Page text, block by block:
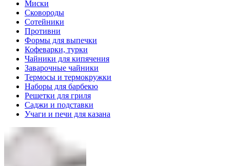
Миски
Сковороды
Сотейники
Противни
Формы для выпечки
Кофеварки, турки
Чайники для кипячения
Заварочные чайники
Термосы и термокружки
Наборы для барбекю
Решетки для гриля
Саджи и подставки
Учаги и печи для казана